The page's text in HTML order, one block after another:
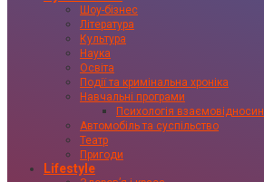
Шоу-бізнес
Література
Культура
Наука
Освіта
Події та кримінальна хроніка
Навчальні програми
Психологія взаємовідносин
Автомобіль та суспільство
Театр
Пригоди
Lifestyle